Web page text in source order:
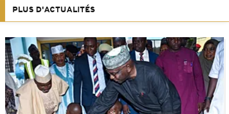
PLUS D'ACTUALITÉS